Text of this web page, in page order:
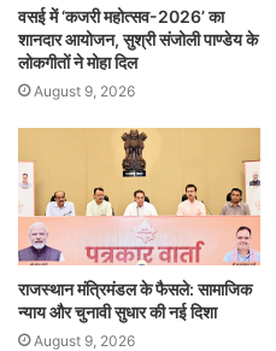
वसई में ‘कजरी महोत्सव-2026’ का
शानदार आयोजन, सुश्री संजोली पाण्डेय के
लोकगीतों ने मोहा दिल
August 9, 2026
राजस्थान मंत्रिमंडल के फैसले: सामाजिक
न्याय और चुनावी सुधार की नई दिशा
August 9, 2026